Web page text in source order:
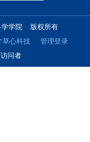
学学院 版权所有
草心科技
管理登录
问者